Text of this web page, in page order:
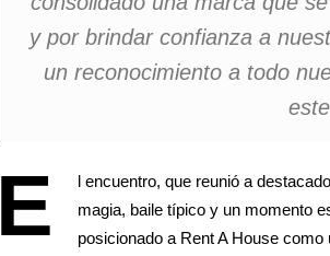
y por brindar confianza a
un reconocimiento a todo
E l encuentro, que reunió a
magia, baile típico y un momento
posicionado a Rent A House